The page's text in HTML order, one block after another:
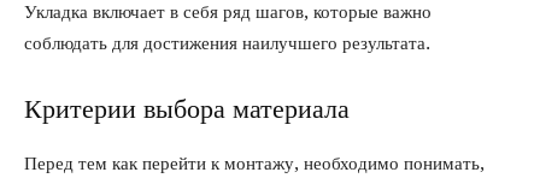
Укладка включает в себя ряд шагов, которые важно
соблюдать для достижения наилучшего результата.
Критерии выбора материала
Перед тем как перейти к монтажу, необходимо понимать,